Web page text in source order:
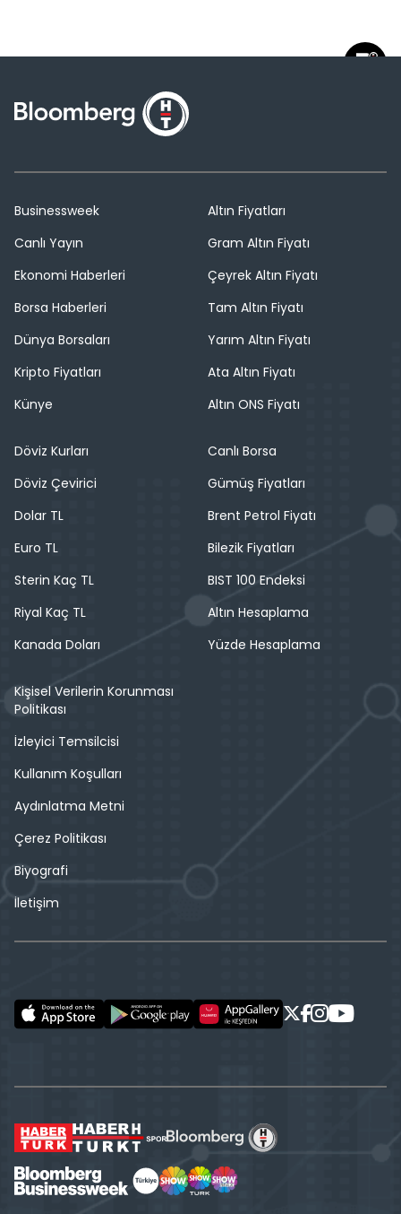
Businessweek
Canlı Yayın
Ekonomi Haberleri
Borsa Haberleri
Dünya Borsaları
Kripto Fiyatları
Künye
Altın Fiyatları
Gram Altın Fiyatı
Çeyrek Altın Fiyatı
Tam Altın Fiyatı
Yarım Altın Fiyatı
Ata Altın Fiyatı
Altın ONS Fiyatı
Döviz Kurları
Döviz Çevirici
Dolar TL
Euro TL
Sterin Kaç TL
Riyal Kaç TL
Kanada Doları
Canlı Borsa
Gümüş Fiyatları
Brent Petrol Fiyatı
Bilezik Fiyatları
BIST 100 Endeksi
Altın Hesaplama
Yüzde Hesaplama
Kişisel Verilerin Korunması
Politikası
İzleyici Temsilcisi
Kullanım Koşulları
Aydınlatma Metni
Çerez Politikası
Biyografi
İletişim